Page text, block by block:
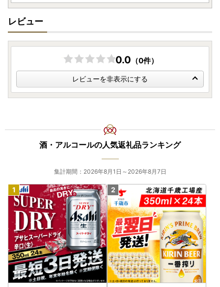
レビュー
0.0 （0件）
レビューを非表示にする
酒・アルコールの人気返礼品ランキング
集計期間：2026年8月1日～2026年8月7日